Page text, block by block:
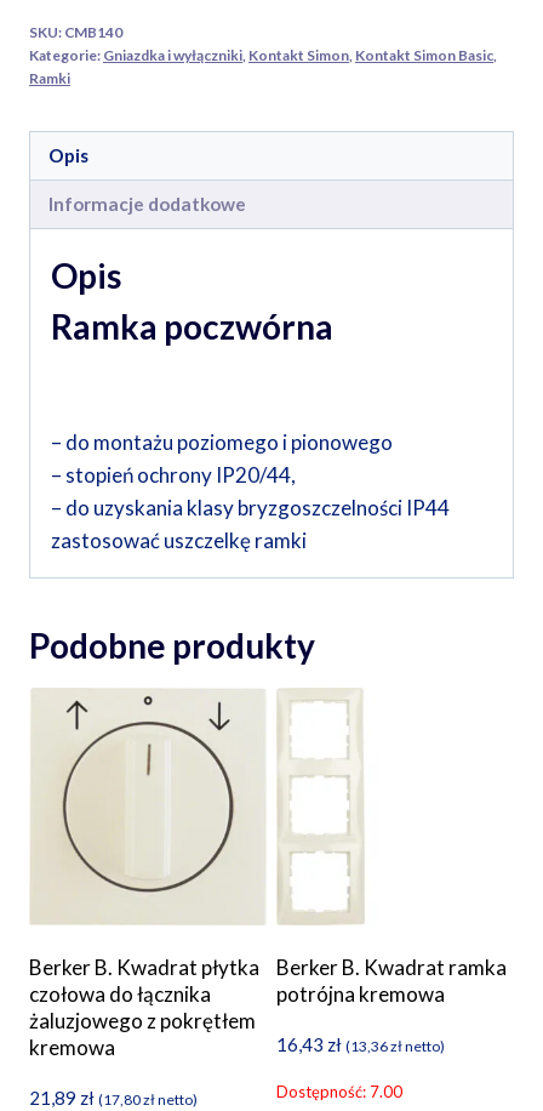
SKU: CMB140
Kategorie: Gniazdka i wyłączniki Kontakt Simon Kontakt Simon Basic
Ramki
Opis
Informacje dodatkowe
Opis
Ramka poczwórna
– do montażu poziomego i pionowego
– stopień ochrony IP20/44,
– do uzyskania klasy bryzgoszczelności IP44
zastosować uszczelkę ramki
Podobne produkty
Berker B. Kwadrat płytka
czołowa do łącznika
żaluzjowego z pokrętłem
kremowa
21,89 zł (17,80złnetto)
Berker B. Kwadrat ramka
potrójna kremowa
16,43 zł (13,36złnetto)
Dostępność: 7.00